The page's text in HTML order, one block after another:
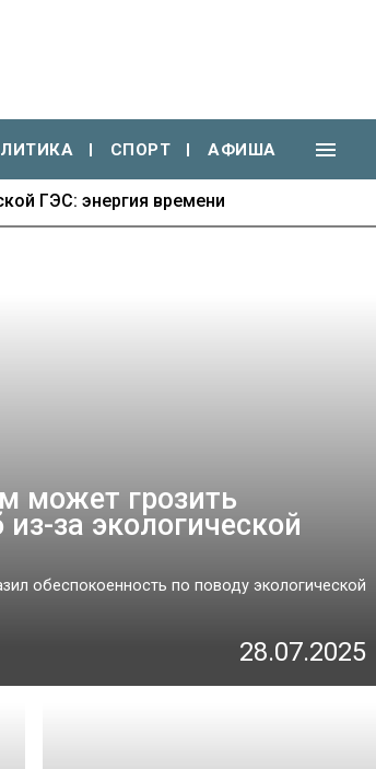
СПОРТ АФИША
ГЭС: энергия времени
может грозить
за экологической
обеспокоенность по поводу экологической
28.07.2025